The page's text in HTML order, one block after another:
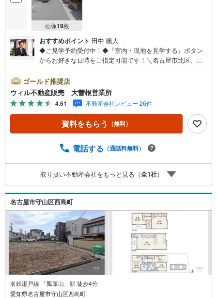
画像19枚
おすすめポイント 田中 颯人
◆ご見学予約受付中！◆『室内・現地を見学する』ボタン
からお好きな日時をご指定可能です！＼名古屋市北区、守
区、守山区の直接のご売却依頼を数多くいただいている不
動産仲介会社です。ネット上で分かる立地環境はもちろ
ん、過去にお任せいただいたお客様に現地の生の声をもと
に住戸環境を提案致します。＼平日のお住まい探しの方へ/
弊社では平日にご内覧・契約など平日にお住まい探しをさ
れるお客様にサービスをご用意しています。＼お仕事で忙
事前にご予約頂きましたら営業時間外でのご内覧もご対応
動産業者間で不動産情報が共有されているので、名古屋市
全域や、その他隣接エリアでもご内覧が可能です！ 【大曽
根営業所】○地下鉄名城線、JR中央線「大曽根」駅徒歩1分
○お子様が遊べるキッズスペースあり○定休日ございません
ゴールド推奨店
ウィル不動産販売 大曽根営業所
4.61 不動産会社レビュー 26件
資料をもらう （無料）
電話する （通話料無料）
取り扱い不動産会社をもっと見る（全1社）
名古屋市守山区西島町
名鉄瀬戸線 「瓢箪山」駅 徒歩4分
愛知県名古屋市守山区西島町